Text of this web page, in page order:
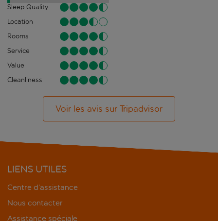
Sleep Quality
Location
Rooms
Service
Value
Cleanliness
Voir les avis sur Tripadvisor
LIENS UTILES
Centre d’assistance
Nous contacter
Assistance spéciale